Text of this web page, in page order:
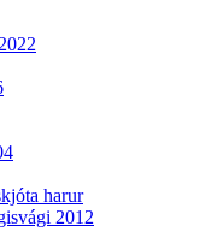
harur
2012